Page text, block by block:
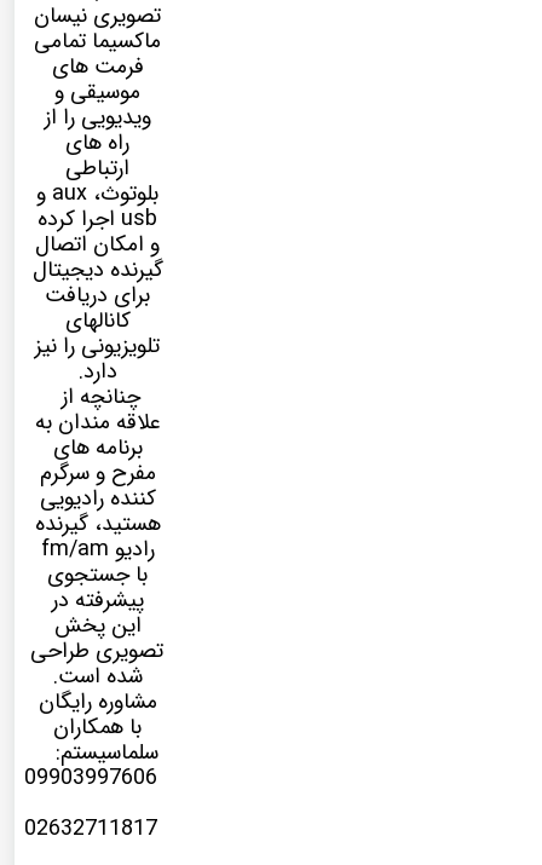
تصویری نیسان
ماکسیما تمامی
فرمت های
موسیقی و
ویدیویی را از
راه های
ارتباطی
بلوتوث، aux و
usb اجرا کرده
و امکان اتصال
گیرنده دیجیتال
برای دریافت
کانالهای
تلویزیونی را نیز
دارد.
چنانچه از
علاقه مندان به
برنامه های
مفرح و سرگرم
کننده رادیویی
هستید، گیرنده
رادیو fm/am
با جستجوی
پیشرفته در
این پخش
تصویری طراحی
شده است.
مشاوره رایگان
با همکاران
سلماسیستم:
09903997606
02632711817